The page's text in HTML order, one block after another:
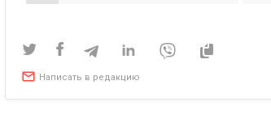
по
Написать в редакцию